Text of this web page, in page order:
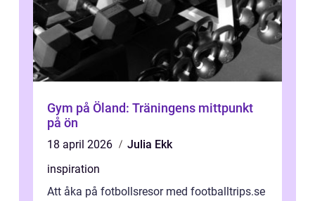
Gym på Öland: Träningens mittpunkt
på ön
18 april 2026
Julia Ekk
inspiration
Att åka på fotbollsresor med footballtrips.se